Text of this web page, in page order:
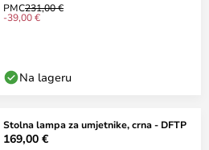
PMC231,00 €
-39,00 €
Na lageru
Stolna lampa za umjetnike, crna - DFTP
169,00 €